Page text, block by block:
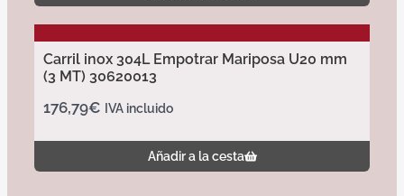
Carril inox 304L Empotrar Mariposa U20 mm
(3 MT) 30620013
176,79€ IVA incluido
Añadir a la cesta